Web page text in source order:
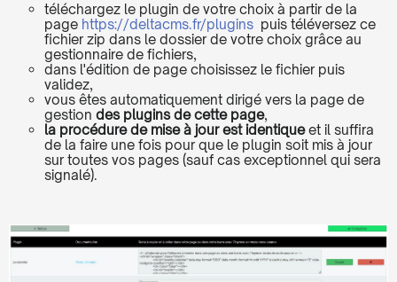
téléchargez le plugin de votre choix à partir de la
page https://deltacms.fr/plugins puis téléversez ce
fichier zip dans le dossier de votre choix grâce au
gestionnaire de fichiers,
dans l'édition de page choisissez le fichier puis
validez,
vous êtes automatiquement dirigé vers la page de
gestion des plugins de cette page,
la procédure de mise à jour est identiqueet il suffira
de la faire une fois pour que le plugin soit mis à jour
sur toutes vos pages (sauf cas exceptionnel qui sera
signalé).